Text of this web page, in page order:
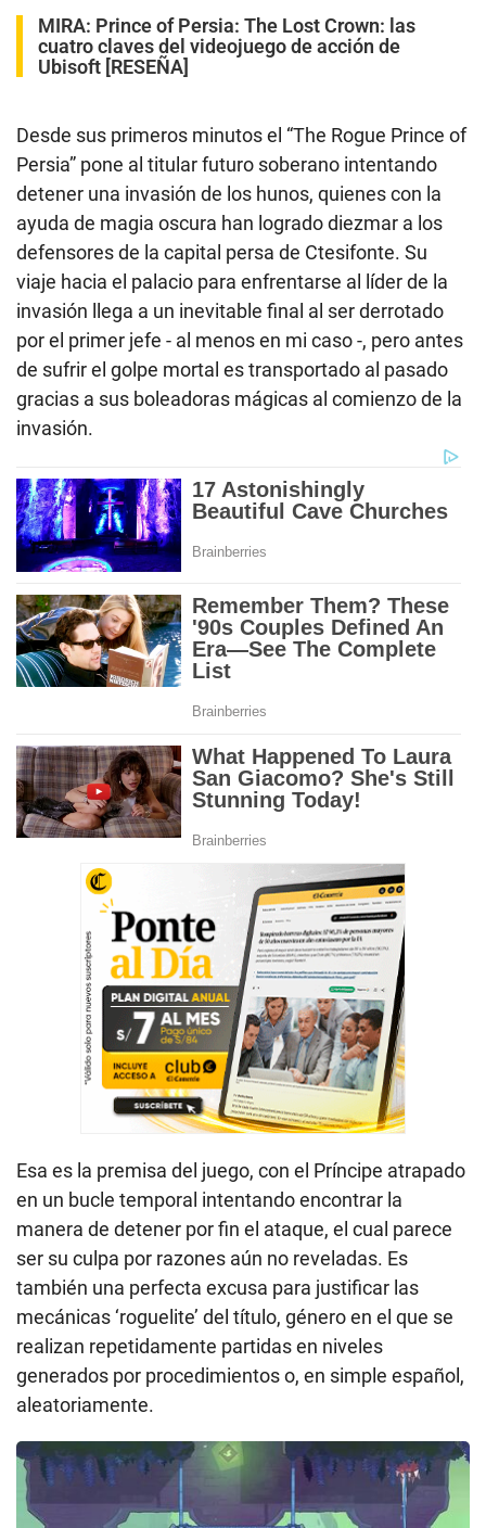
MIRA: Prince of Persia: The Lost Crown: las
cuatro claves del videojuego de acción de
Ubisoft [RESEÑA]
Desde sus primeros minutos el “The Rogue Prince of
Persia” pone al titular futuro soberano intentando
detener una invasión de los hunos, quienes con la
ayuda de magia oscura han logrado diezmar a los
defensores de la capital persa de Ctesifonte. Su
viaje hacia el palacio para enfrentarse al líder de la
invasión llega a un inevitable final al ser derrotado
por el primer jefe - al menos en mi caso -, pero antes
de sufrir el golpe mortal es transportado al pasado
gracias a sus boleadoras mágicas al comienzo de la
invasión.
Esa es la premisa del juego, con el Príncipe atrapado
en un bucle temporal intentando encontrar la
manera de detener por fin el ataque, el cual parece
ser su culpa por razones aún no reveladas. Es
también una perfecta excusa para justificar las
mecánicas ‘roguelite’ del título, género en el que se
realizan repetidamente partidas en niveles
generados por procedimientos o, en simple español,
aleatoriamente.